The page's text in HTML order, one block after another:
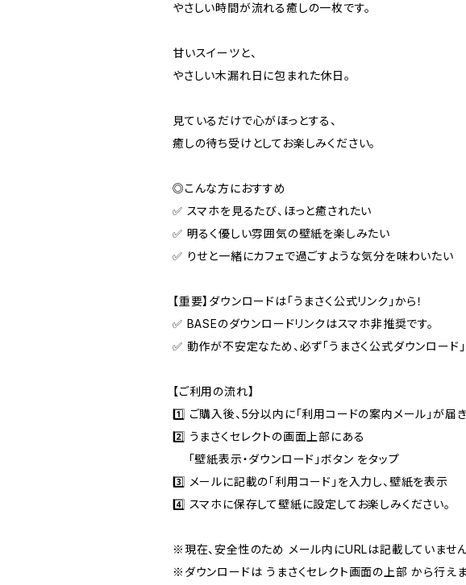
やさしい時間が流れる癒しの一枚です。
甘いスイーツと、
やさしい木漏れ日に包まれた休日。
見ているだけで心がほっとする、
癒しの待ち受けとしてお楽しみください。
◎こんな方におすすめ
✅ スマホを見るたび、ほっと癒されたい
✅ 明るく優しい雰囲気の壁紙を楽しみたい
✅ りせと一緒にカフェで過ごすような気分を味わいたい
【重要】ダウンロードは「うまさく公式リンク」から！
✅ BASEのダウンロードリンクはスマホ非推奨です。
✅ 動作が不安定なため、必ず「うまさく公式ダウンロード」
【ご利用の流れ】
1️⃣ ご購入後、5分以内に「利用コードの案内メール」が届き
2️⃣ うまさくセレクトの画面上部にある
「壁紙表示・ダウンロード」ボタン をタップ
3️⃣ メールに記載の「利用コード」を入力し、壁紙を表示
4️⃣ スマホに保存して壁紙に設定してお楽しみください。
※現在、安全性のため メール内にURLは記載していません
※ダウンロードは うまさくセレクト画面の上部 から行えま